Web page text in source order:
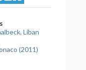
Liban
(2011)